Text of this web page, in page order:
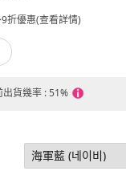
折優惠(查看詳情)
貨幾率 : 51%